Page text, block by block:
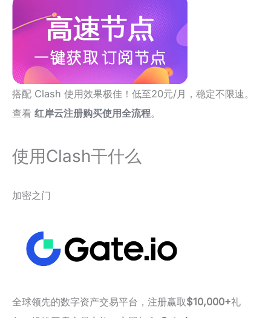
搭配 Clash 使用效果极佳！低至20元/月，稳定不限速。
查看 红岸云注册购买使用全流程。
使用Clash干什么
加密之门
全球领先的数字资产交易平台，注册赢取$10,000+礼